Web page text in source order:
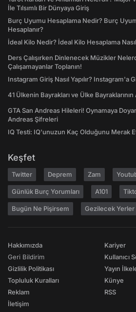
İle Tılsımlı Bir Dünyaya Giriş
Burç Uyumu Hesaplama Nedir? Burç
Hesaplanır?
İdeal Kilo Nedir? İdeal Kilo Hesaplama Nasıl
Ders Çalışırken Dinlenecek Müzikler
Çalışamayanlar Toplanın!
Instagram Giriş Nasıl Yapılır? Instagram'a
41 Ülkenin Bayrakları ve Ülke Bayraklarının
GTA San Andreas Hileleri! Oynamaya
Andreas Şifreleri
IQ Testi: IQ'unuzun Kaç Olduğunu Merak
Keşfet
Twitter Deprem Zam
Günlük Burç Yorumları A101
Bugün Ne Pişirsem Gezilecek Yerler
Hakkımızda
Geri Bildirim
Gizlilik Politikası
Topluluk Kuralları
Reklam
İletişim
Kariyer
Kullanıcı
Yayın
Künye
RSS